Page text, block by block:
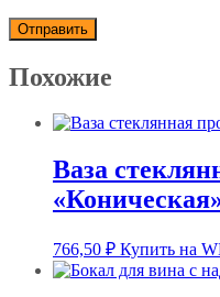
Похожие
Ваза
766,50 ₽ Купить на